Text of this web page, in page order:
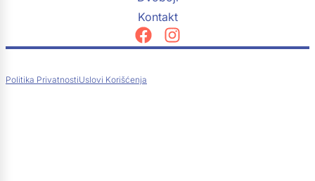
Kontakt
Politika PrivatnostiUslovi Korišćenja